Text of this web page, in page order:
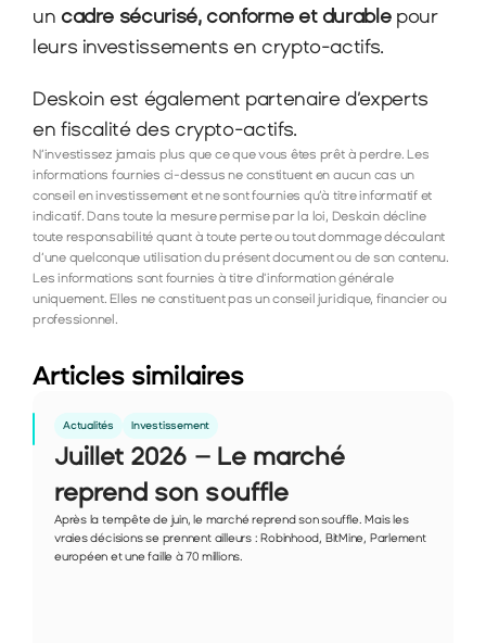
un cadre sécurisé, conforme et durable pour
leurs investissements en crypto-actifs.
Deskoin est également partenaire d’experts
en fiscalité des crypto-actifs.
N’investissez jamais plus que ce que vous êtes prêt à perdre. Les
informations fournies ci-dessus ne constituent en aucun cas un
conseil en investissement et ne sont fournies qu’à titre informatif et
indicatif. Dans toute la mesure permise par la loi, Deskoin décline
toute responsabilité quant à toute perte ou tout dommage découlant
d’une quelconque utilisation du présent document ou de son contenu.
Les informations sont fournies à titre d'information générale
uniquement. Elles ne constituent pas un conseil juridique, financier ou
professionnel.
Articles similaires
Actualités Investissement
Juillet 2026 – Le marché
reprend son souffle
Après la tempête de juin, le marché reprend son souffle. Mais les
vraies décisions se prennent ailleurs : Robinhood, BitMine, Parlement
européen et une faille à 70 millions.